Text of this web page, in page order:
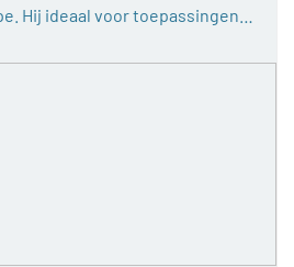
Hij ideaal voor toepassingen…